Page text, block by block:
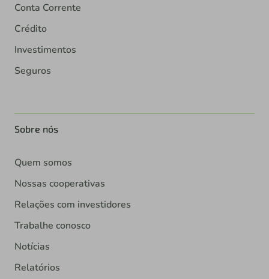
Conta Corrente
Crédito
Investimentos
Seguros
Sobre nós
Quem somos
Nossas cooperativas
Relações com investidores
Trabalhe conosco
Notícias
Relatórios